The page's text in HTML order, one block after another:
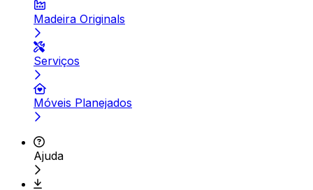
Madeira Originals
Serviços
Móveis Planejados
Ajuda